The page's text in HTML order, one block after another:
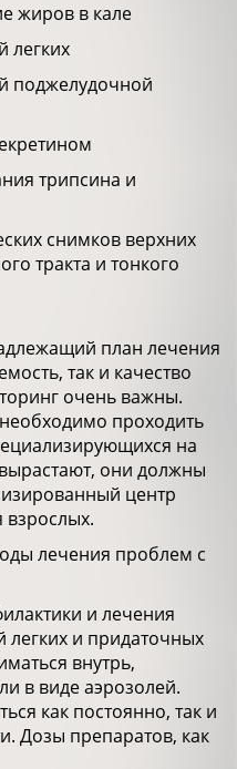
жиров в кале
трипсина и
снимков верхних
тракта и тонкого
план лечения
так и качество
очень важны.
проходить
на
они должны
центр
взрослых.
лечения проблем с
и лечения
и придаточных
внутрь,
в виде аэрозолей.
как постоянно, так и
Дозы препаратов, как